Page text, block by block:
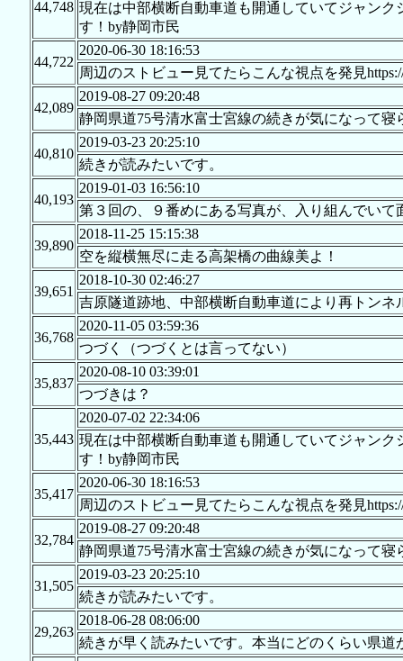
44,748 現在は中部横断自動車道も開通していてジャン
す！by静岡市民
44,722
2020-06-30 18:16:53
周辺のストビュー見てたらこんな視点を発見
42,089
2019-08-27 09:20:48
静岡県道75号清水富士宮線の続きが気になって寝
40,810
2019-03-23 20:25:10
続きが読みたいです。
40,193
2019-01-03 16:56:10
第３回の、９番めにある写真が、入り組んでいて
39,890
2018-11-25 15:15:38
空を縦横無尽に走る高架橋の曲線美よ！
39,651
2018-10-30 02:46:27
吉原隧道跡地、中部横断自動車道により再トン
36,768
2020-11-05 03:59:36
つづく（つづくとは言ってない）
35,837
2020-08-10 03:39:01
つづきは？
35,443
2020-07-02 22:34:06
現在は中部横断自動車道も開通していてジャン
す！by静岡市民
35,417
2020-06-30 18:16:53
周辺のストビュー見てたらこんな視点を発見
32,784
2019-08-27 09:20:48
静岡県道75号清水富士宮線の続きが気になって寝
31,505
2019-03-23 20:25:10
続きが読みたいです。
29,263
2018-06-28 08:06:00
続きが早く読みたいです。本当にどのくらい県道